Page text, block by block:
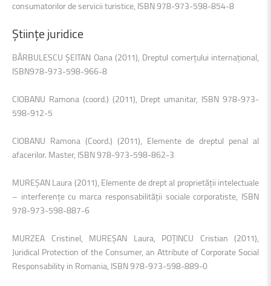
consumatorilor de servicii turistice, ISBN 978-973-598-854-8
Ştiinţejuridice
BĂRBULESCU ŞEITAN Oana (2011), Dreptul comerţului internaţional,
ISBN978-973-598-966-8
CIOBANU Ramona (coord.) (2011), Drept umanitar, ISBN 978-973-
598-912-5
CIOBANU Ramona (Coord.) (2011), Elemente de dreptul penal al
afacerilor. Master, ISBN 978-973-598-862-3
MUREŞAN Laura (2011), Elemente de drept al proprietăţii intelectuale
– interferenţe cu marca responsabilităţii sociale corporatiste, ISBN
978-973-598-887-6
MURZEA Cristinel, MUREŞAN Laura, POŢINCU Cristian (2011),
Juridical Protection of the Consumer, an Attribute of Corporate Social
Responsability in Romania, ISBN 978-973-598-889-0